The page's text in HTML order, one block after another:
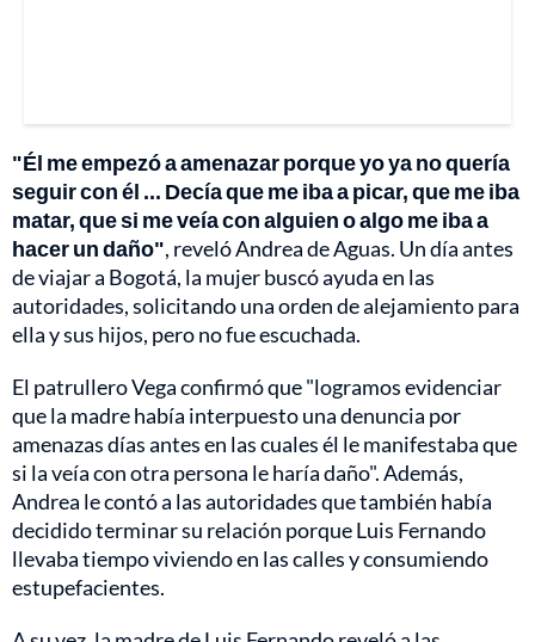
"Él me empezó a amenazar porque yo ya no quería
seguir con él ... Decía que me iba a picar, que me iba
matar, que si me veía con alguien o algo me iba a
hacer un daño", reveló Andrea de Aguas. Un día antes
de viajar a Bogotá, la mujer buscó ayuda en las
autoridades, solicitando una orden de alejamiento para
ella y sus hijos, pero no fue escuchada.
El patrullero Vega confirmó que "logramos evidenciar
que la madre había interpuesto una denuncia por
amenazas días antes en las cuales él le manifestaba que
si la veía con otra persona le haría daño". Además,
Andrea le contó a las autoridades que también había
decidido terminar su relación porque Luis Fernando
llevaba tiempo viviendo en las calles y consumiendo
estupefacientes.